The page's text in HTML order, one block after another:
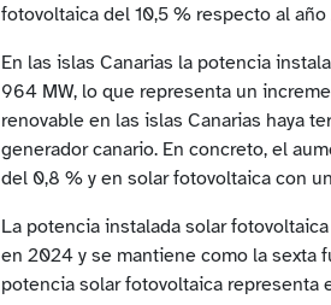
fotovoltaica del 10,5 % respecto al
En las islas Canarias la potencia
964 MW, lo que representa un
renovable en las islas Canarias haya
generador canario. En concreto, el
del 0,8 % y en solar fotovoltaica con
La potencia instalada solar
en 2024 y se mantiene como la sexta
potencia solar fotovoltaica representa